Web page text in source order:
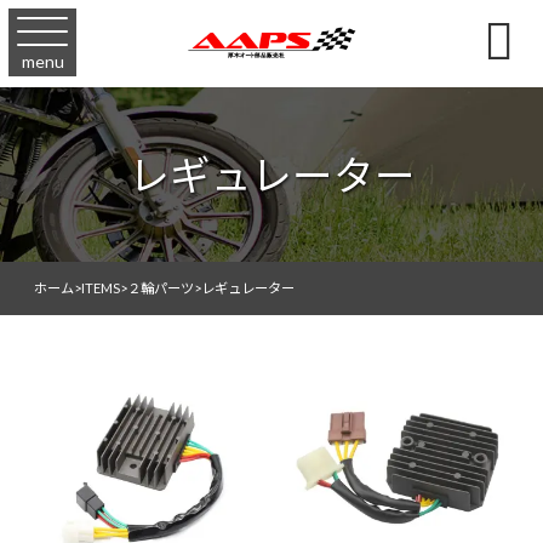
menu 
レギュレーター
ホーム>ITEMS>２輪パーツ>レギュレーター